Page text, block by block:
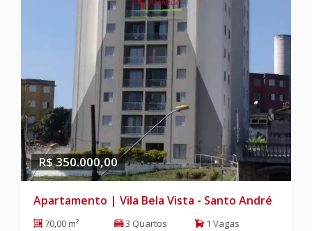
R$ 350.000,00
Apartamento | Vila Bela Vista - Santo André
70,00 m² 3 Quartos 1 Vagas